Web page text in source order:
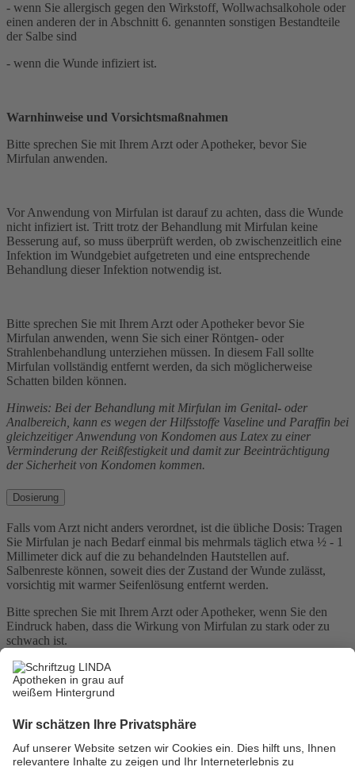
- wenn Sie allergisch gegen den Wirkstoff, Wollwachsalkohole oder
einen anderen der in Abschnitt 6. genannten sonstigen Bestandteile
der Salbe sind
- wenn die Wunde infiziert ist.
Warnhinweise und Vorsichtsmaßnahmen
Bitte sprechen Sie mit Ihrem Arzt oder Apotheker, bevor Sie
Mirfulan anwenden.
Vor Anwendung von Mirfulan ist darauf zu achten, dass die Wunde
nicht infiziert ist. Tritt trotz der Behandlung mit Mirfulan keine
Besserung auf, so muss überprüft werden, ob zwischenzeitlich eine
Infektion im Wundgebiet aufgetreten und eine entsprechende
Behandlung dieser Infektion notwendig ist.
Bitte sprechen Sie mit Ihrem Arzt oder Apotheker bevor Sie
Mirfulan anwenden, wenn Sie sich einer Röntgen- oder
Strahlenbehandlung unterziehen müssen. In diesem Fall sollte
Mirfulan vollständig entfernt werden, da sich möglicherweise
Schatten bilden können.
Hinweis: Bei der Behandlung mit Mirfulan im Genital- oder
Analbereich, kann es wegen der Hilfsstoffe Vaseline und Paraffin bei
gleichzeitiger Anwendung von Kondomen aus Latex zu einer
Verminderung der Reißfestigkeit und damit zur Beeinträchtigung
der Sicherheit von Kondomen kommen.
Dosierung
Falls vom Arzt nicht anders verordnet, ist die übliche Dosis: Tragen
Sie Mirfulan je nach Bedarf einmal bis mehrmals täglich etwa ½ - 1
Millimeter dick auf die zu behandelnden Hautstellen auf.
Salbenreste können, soweit dies der Zustand der Wunde zulässt,
vorsichtig mit warmer Seifenlösung entfernt werden.
Bitte sprechen Sie mit Ihrem Arzt oder Apotheker, wenn Sie den
Eindruck haben, dass die Wirkung von Mirfulan zu stark oder zu
schwach ist.
Hersteller:
C.P.M. ContractPharma GmbH
Frühlingstraße 7
83620 Feldkirchen-Westerham